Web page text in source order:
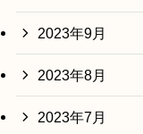
2023年9月
2023年8月
2023年7月